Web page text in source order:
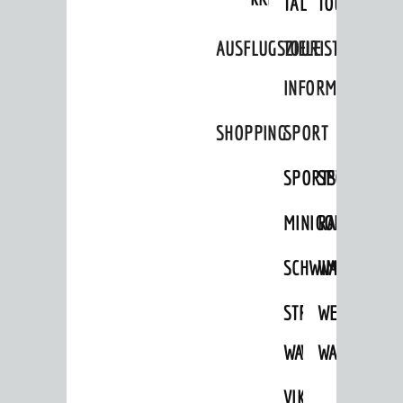
AUSFLUGSZIELE
TOURIST
INFORMATION
SHOPPINGSPORT
SPORTSTÄTTEN
MINIGOLFRADFAHREN
SCHWIMMEN
STRANDBAD
WAIDSEE
TSG
VIKTOR-
WANDERN
WEINHEIMER